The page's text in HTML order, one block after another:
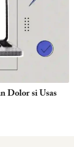
Dolor si Usas